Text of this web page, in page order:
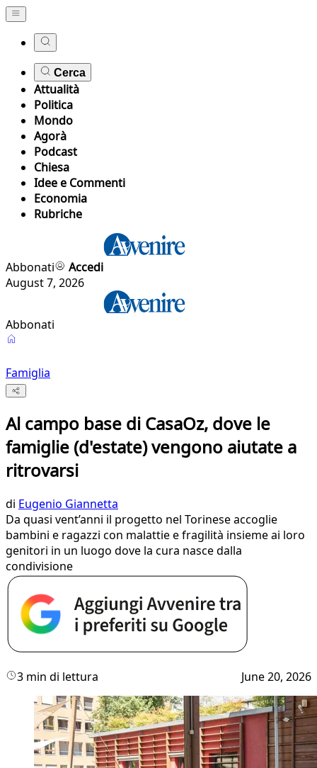
Cerca
Attualità
Politica
Mondo
Agorà
Podcast
Chiesa
Idee e Commenti
Economia
Rubriche
Abbonati
Accedi
August 7, 2026
Abbonati
Famiglia
Al campo base di CasaOz, dove le
famiglie (d'estate) vengono aiutate a
ritrovarsi
di Eugenio Giannetta
Da quasi vent’anni il progetto nel Torinese accoglie
bambini e ragazzi con malattie e fragilità insieme ai loro
genitori in un luogo dove la cura nasce dalla
condivisione
3 min di lettura June 20, 2026